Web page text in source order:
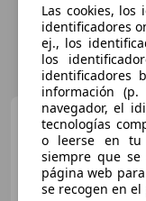
Las cookies, los
identificadores
ej., los
los
identificadores
información
navegador, el
tecnologías
o leerse en tu
siempre que
página web
se recogen en